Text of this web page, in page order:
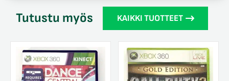
Tutustu myös KAIKKI TUOTTEET